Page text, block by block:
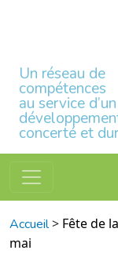
Un réseau de
compétences
au service d’un
concerté et
Accueil> Fête de
mai